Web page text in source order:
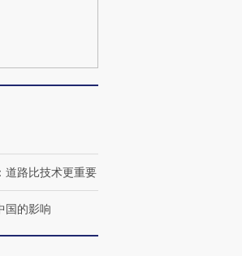
道路比技术更重要
国的影响